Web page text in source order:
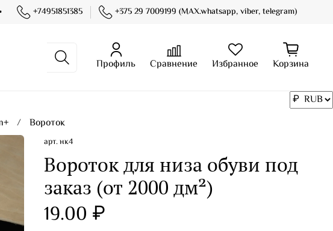
+74951851385 +375 29 7009199 (MAX.whatsapp, viber, telegram)
Профиль Сравнение Избранное Корзина
Вороток
арт.нк4
Вороток для низа обуви под
заказ (от 2000 дм²)
19.00 ₽